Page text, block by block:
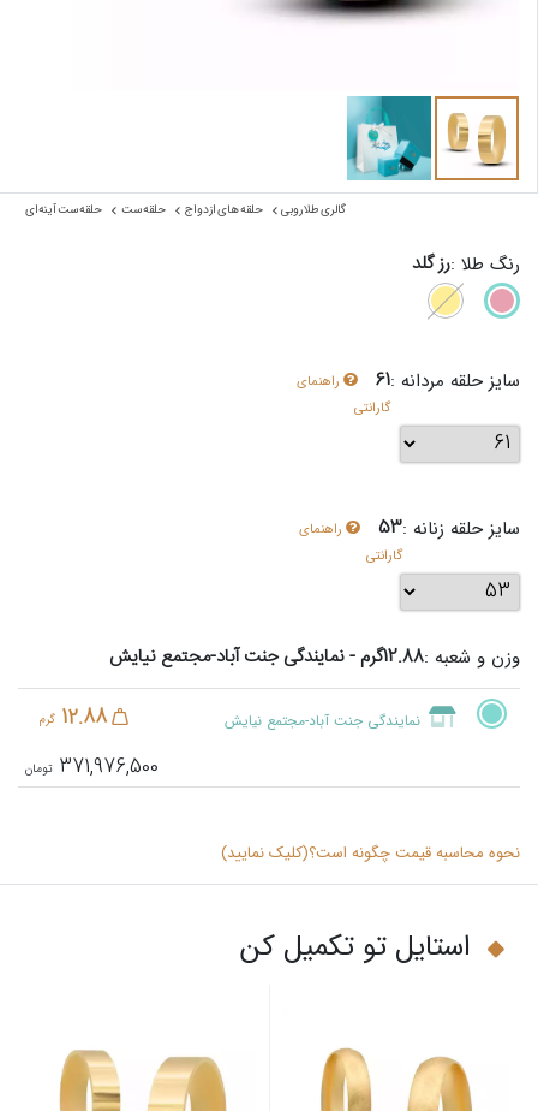
گالری طلا روبی حلقه های ازدواج حلقه ست حلقه ست آینه‌ای
رنگ طلا :رز گلد
سایز حلقه مردانه :61
راهنمای
گارانتی
سایز حلقه زنانه :53
راهنمای
گارانتی
وزن و شعبه :12.88گرم - نمایندگی جنت آباد-مجتمع نیایش
نمایندگی جنت آباد-مجتمع نیایش 12.88 گرم
371,976,500
نحوه محاسبه قیمت چگونه است؟(کلیک نمایید)
استایل تو تکمیل کن